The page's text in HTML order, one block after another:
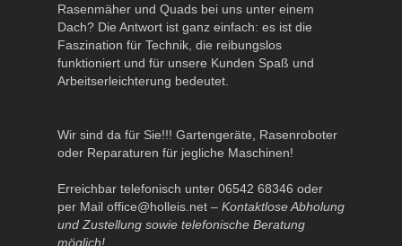
Rasenmäher und Quads bei uns unter einem
Dach? Die Antwort ist ganz einfach: es ist die
Faszination für Technik, die reibungslos
funktioniert und für unsere Kunden Spaß und
Arbeitserleichterung bedeutet.
Wir sind da für Sie!!! Gartengeräte, Rasenroboter
oder Reparaturen für jegliche Maschinen!
Erreichbar telefonisch unter 06542 68346 oder
per Mail office@holleis.net – Kontaktlose Abholung
und Zustellung sowie telefonische Beratung
möglich!